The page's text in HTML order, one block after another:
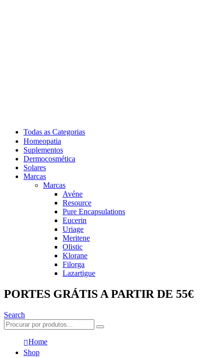
Todas as Categorias
Homeopatia
Suplementos
Dermocosmética
Solares
Marcas
Marcas
Avéne
Resource
Pure Encapsulations
Eucerin
Uriage
Meritene
Olistic
Klorane
Filorga
Lazartigue
PORTES GRÁTIS A PARTIR DE 55€
Search
Home
Shop